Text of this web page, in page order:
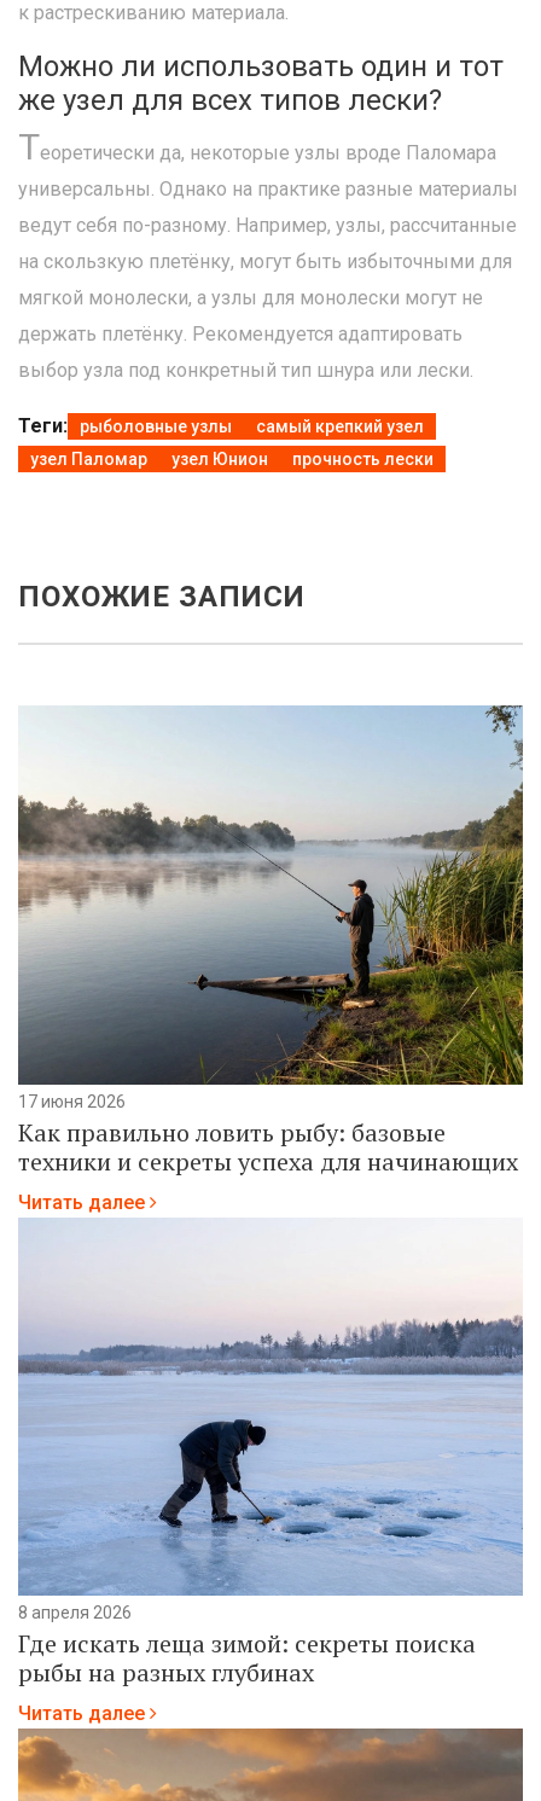
к растрескиванию материала.
Можно ли использовать один и тот
же узел для всех типов лески?
Теоретически да, некоторые узлы вроде Паломара
универсальны. Однако на практике разные материалы
ведут себя по-разному. Например, узлы, рассчитанные
на скользкую плетёнку, могут быть избыточными для
мягкой монолески, а узлы для монолески могут не
держать плетёнку. Рекомендуется адаптировать
выбор узла под конкретный тип шнура или лески.
Теги: рыболовные узлы
самый крепкий узел
узел Паломар
узел Юнион прочность лески
ПОХОЖИЕ ЗАПИСИ
17 июня 2026
Как правильно ловить рыбу: базовые
техники и секреты успеха для начинающих
Читать далее
8 апреля 2026
Где искать леща зимой: секреты поиска
рыбы на разных глубинах
Читать далее